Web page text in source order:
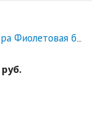
Бра Астра Фиолетовая белая
руб.